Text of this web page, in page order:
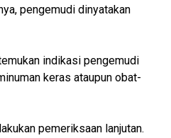
pengemudi dinyatakan
indikasi pengemudi
keras ataupun obat-
pemeriksaan lanjutan.